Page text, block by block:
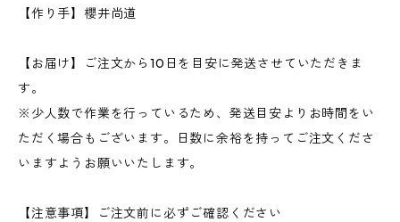
【作り手】櫻井尚道
【お届け】ご注文から10日を目安に発送させていただきま
す。
※少人数で作業を行っているため、発送目安よりお時間をい
ただく場合もございます。日数に余裕を持ってご注文くださ
いますようお願いいたします。
【注意事項】ご注文前に必ずご確認ください